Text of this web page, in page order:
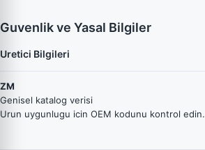
Guvenlik ve Yasal Bilgiler
Uretici Bilgileri
ZM
Genisel katalog verisi
Urun uygunlugu icin OEM kodunu kontrol edin.